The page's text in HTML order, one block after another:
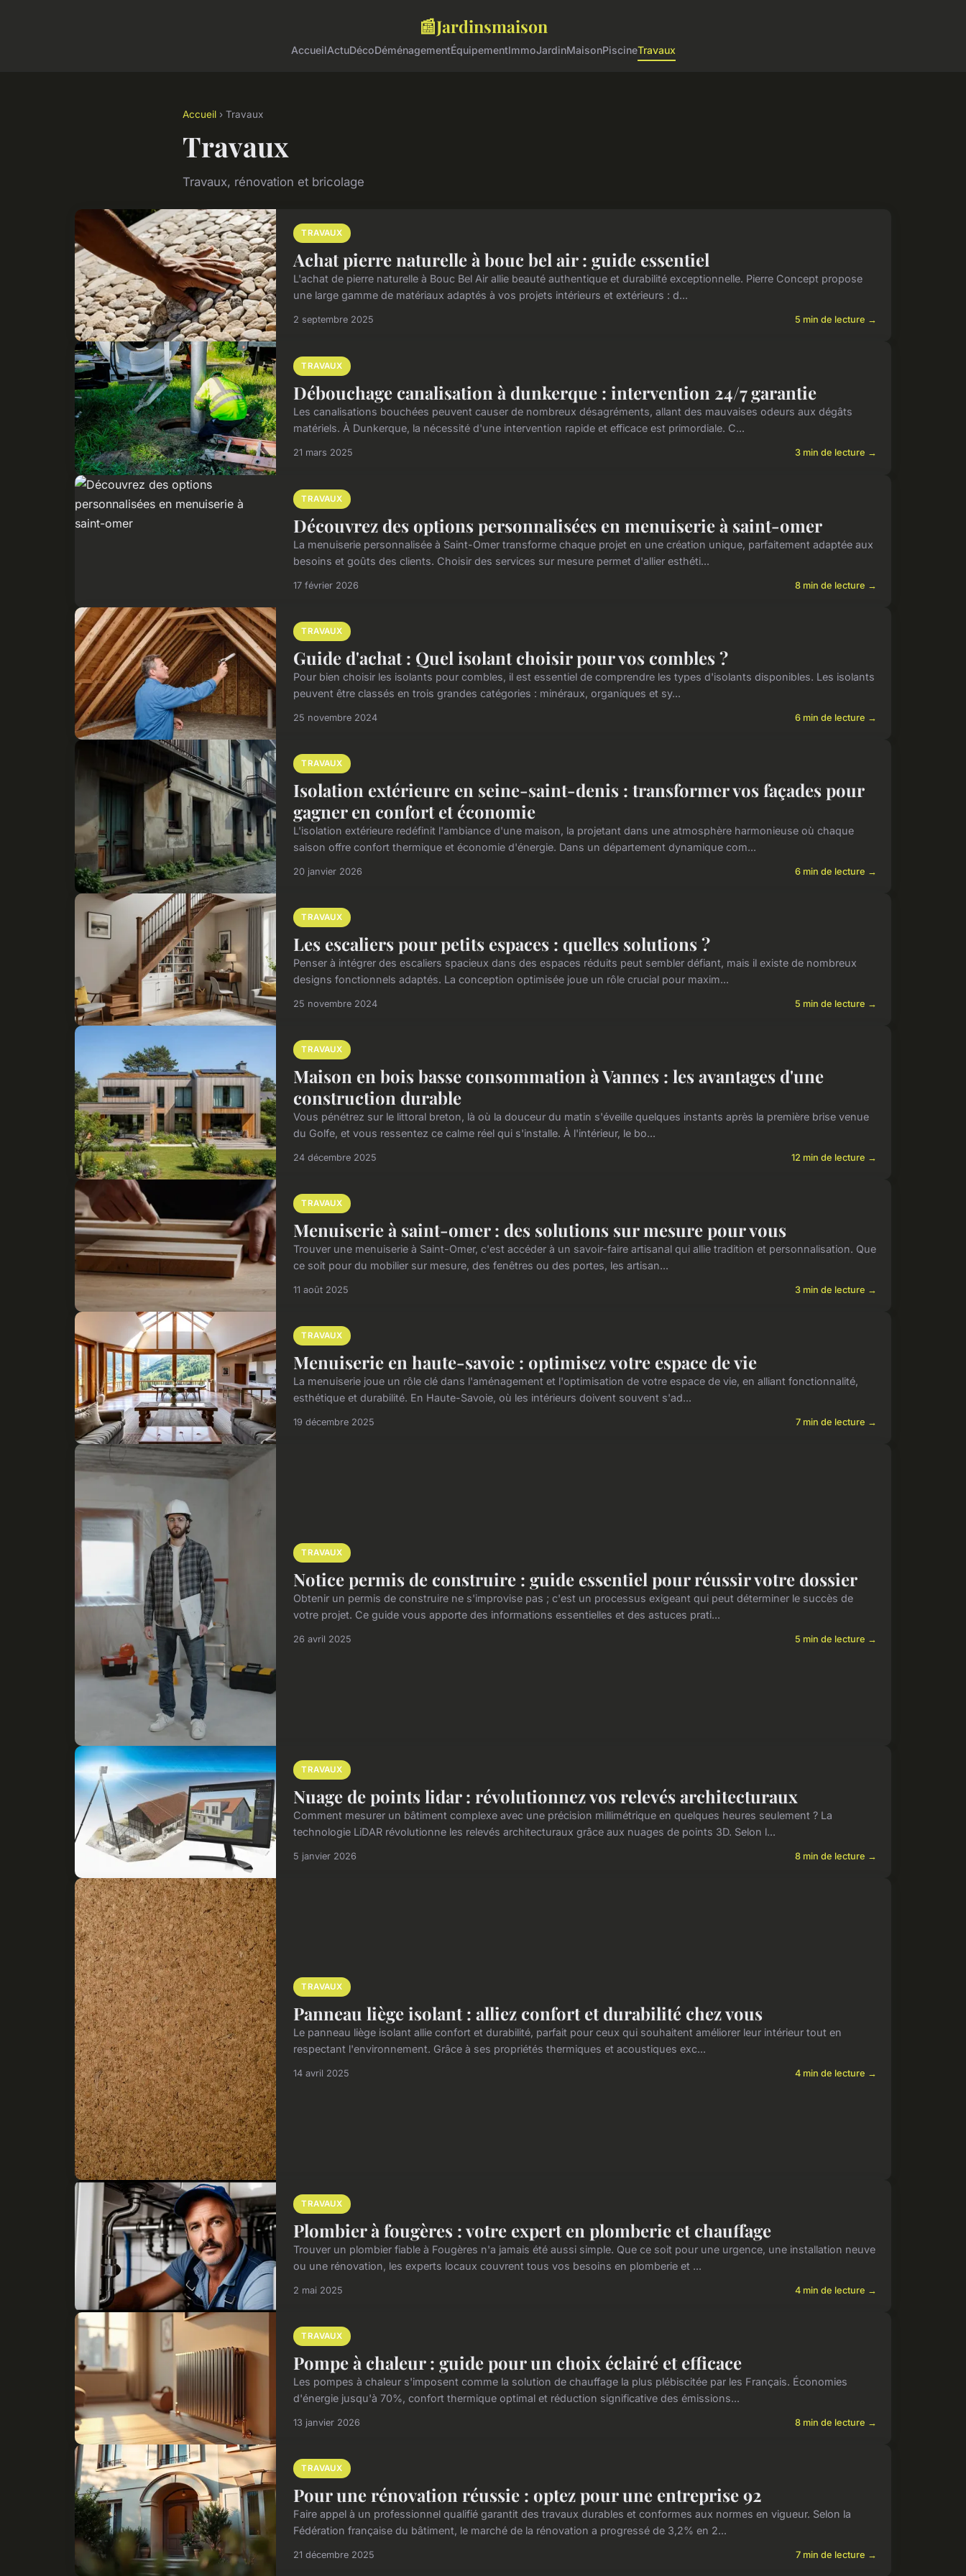
📰Jardinsmaison
AccueilActuDécoDéménagementÉquipementImmoJardinMaisonPiscineTravaux
Accueil › Travaux
Travaux
Travaux, rénovation et bricolage
TRAVAUX
Achat pierre naturelle à bouc bel air : guide essentiel
L'achat de pierre naturelle à Bouc Bel Air allie beauté authentique et durabilité exceptionnelle. Pierre Concept propose
une large gamme de matériaux adaptés à vos projets intérieurs et extérieurs : d...
2 septembre 2025 5 min de lecture →
TRAVAUX
Débouchage canalisation à dunkerque : intervention 24/7 garantie
Les canalisations bouchées peuvent causer de nombreux désagréments, allant des mauvaises odeurs aux dégâts
matériels. À Dunkerque, la nécessité d'une intervention rapide et efficace est primordiale. C...
21 mars 2025 3 min de lecture →
TRAVAUX
Découvrez des options personnalisées en menuiserie à saint-omer
La menuiserie personnalisée à Saint-Omer transforme chaque projet en une création unique, parfaitement adaptée aux
besoins et goûts des clients. Choisir des services sur mesure permet d'allier esthéti...
17 février 2026 8 min de lecture →
TRAVAUX
Guide d'achat : Quel isolant choisir pour vos combles ?
Pour bien choisir les isolants pour combles, il est essentiel de comprendre les types d'isolants disponibles. Les isolants
peuvent être classés en trois grandes catégories : minéraux, organiques et sy...
25 novembre 2024 6 min de lecture →
TRAVAUX
Isolation extérieure en seine-saint-denis : transformer vos façades pour
gagner en confort et économie
L'isolation extérieure redéfinit l'ambiance d'une maison, la projetant dans une atmosphère harmonieuse où chaque
saison offre confort thermique et économie d'énergie. Dans un département dynamique com...
20 janvier 2026 6 min de lecture →
TRAVAUX
Les escaliers pour petits espaces : quelles solutions ?
Penser à intégrer des escaliers spacieux dans des espaces réduits peut sembler défiant, mais il existe de nombreux
designs fonctionnels adaptés. La conception optimisée joue un rôle crucial pour maxim...
25 novembre 2024 5 min de lecture →
TRAVAUX
Maison en bois basse consommation à Vannes : les avantages d'une
construction durable
Vous pénétrez sur le littoral breton, là où la douceur du matin s'éveille quelques instants après la première brise venue
du Golfe, et vous ressentez ce calme réel qui s'installe. À l'intérieur, le bo...
24 décembre 2025 12 min de lecture →
TRAVAUX
Menuiserie à saint-omer : des solutions sur mesure pour vous
Trouver une menuiserie à Saint-Omer, c'est accéder à un savoir-faire artisanal qui allie tradition et personnalisation. Que
ce soit pour du mobilier sur mesure, des fenêtres ou des portes, les artisan...
11 août 2025 3 min de lecture →
TRAVAUX
Menuiserie en haute-savoie : optimisez votre espace de vie
La menuiserie joue un rôle clé dans l'aménagement et l'optimisation de votre espace de vie, en alliant fonctionnalité,
esthétique et durabilité. En Haute-Savoie, où les intérieurs doivent souvent s'ad...
19 décembre 2025 7 min de lecture →
TRAVAUX
Notice permis de construire : guide essentiel pour réussir votre dossier
Obtenir un permis de construire ne s'improvise pas ; c'est un processus exigeant qui peut déterminer le succès de
votre projet. Ce guide vous apporte des informations essentielles et des astuces prati...
26 avril 2025 5 min de lecture →
TRAVAUX
Nuage de points lidar : révolutionnez vos relevés architecturaux
Comment mesurer un bâtiment complexe avec une précision millimétrique en quelques heures seulement ? La
technologie LiDAR révolutionne les relevés architecturaux grâce aux nuages de points 3D. Selon l...
5 janvier 2026 8 min de lecture →
TRAVAUX
Panneau liège isolant : alliez confort et durabilité chez vous
Le panneau liège isolant allie confort et durabilité, parfait pour ceux qui souhaitent améliorer leur intérieur tout en
respectant l'environnement. Grâce à ses propriétés thermiques et acoustiques exc...
14 avril 2025 4 min de lecture →
TRAVAUX
Plombier à fougères : votre expert en plomberie et chauffage
Trouver un plombier fiable à Fougères n'a jamais été aussi simple. Que ce soit pour une urgence, une installation neuve
ou une rénovation, les experts locaux couvrent tous vos besoins en plomberie et ...
2 mai 2025 4 min de lecture →
TRAVAUX
Pompe à chaleur : guide pour un choix éclairé et efficace
Les pompes à chaleur s'imposent comme la solution de chauffage la plus plébiscitée par les Français. Économies
d'énergie jusqu'à 70%, confort thermique optimal et réduction significative des émissions...
13 janvier 2026 8 min de lecture →
TRAVAUX
Pour une rénovation réussie : optez pour une entreprise 92
Faire appel à un professionnel qualifié garantit des travaux durables et conformes aux normes en vigueur. Selon la
Fédération française du bâtiment, le marché de la rénovation a progressé de 3,2% en 2...
21 décembre 2025 7 min de lecture →